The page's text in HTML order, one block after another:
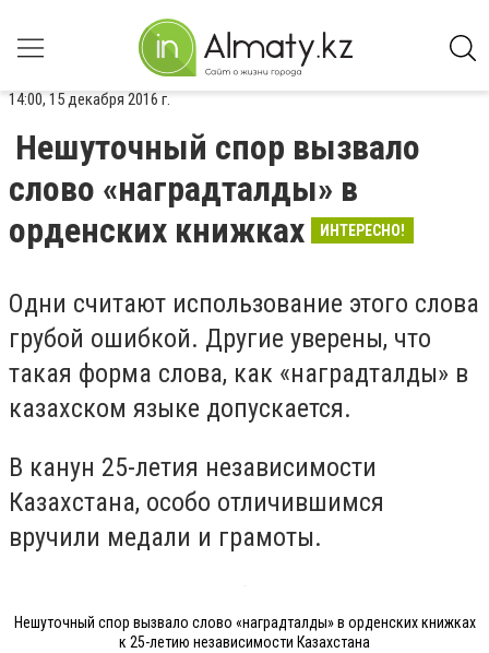
14:00, 15 декабря 2016 г.
Нешуточный спор вызвало
слово «наградталды» в
орденских книжках
ИНТЕРЕСНО!
Одни считают использование этого слова
грубой ошибкой. Другие уверены, что
такая форма слова, как «наградталды» в
казахском языке допускается.
В канун 25-летия независимости
Казахстана, особо отличившимся
вручили медали и грамоты.
Нешуточный спор вызвало слово «наградталды» в орденских книжках
к 25-летию независимости Казахстана